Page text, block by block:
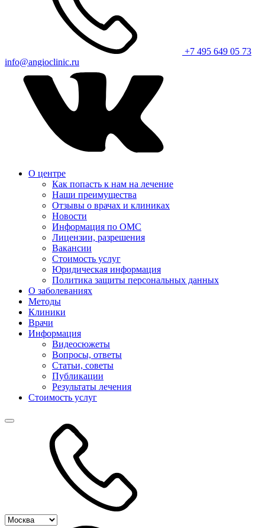
+7 495 649 05 73
info@angioclinic.ru
О центре
Как попасть к нам на лечение
Наши преимущества
Отзывы о врачах и клиниках
Новости
Информация по ОМС
Лицензии, разрешения
Вакансии
Стоимость услуг
Юридическая информация
Политика защиты персональных данных
О заболеваниях
Методы
Клиники
Врачи
Информация
Видеосюжеты
Вопросы, ответы
Статьи, советы
Публикации
Результаты лечения
Стоимость услуг